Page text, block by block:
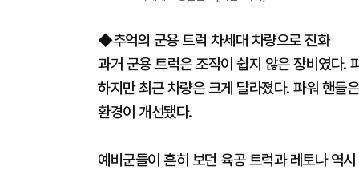
◆추억의 군용 트럭 차세대 차량으로 진화
과거 군용 트럭은 조작이 쉽지 않은 장비였다.
하지만 최근 차량은 크게 달라졌다. 파워 핸들
환경이 개선됐다.
예비군들이 흔히 보던 육공 트럭과 레토나 역